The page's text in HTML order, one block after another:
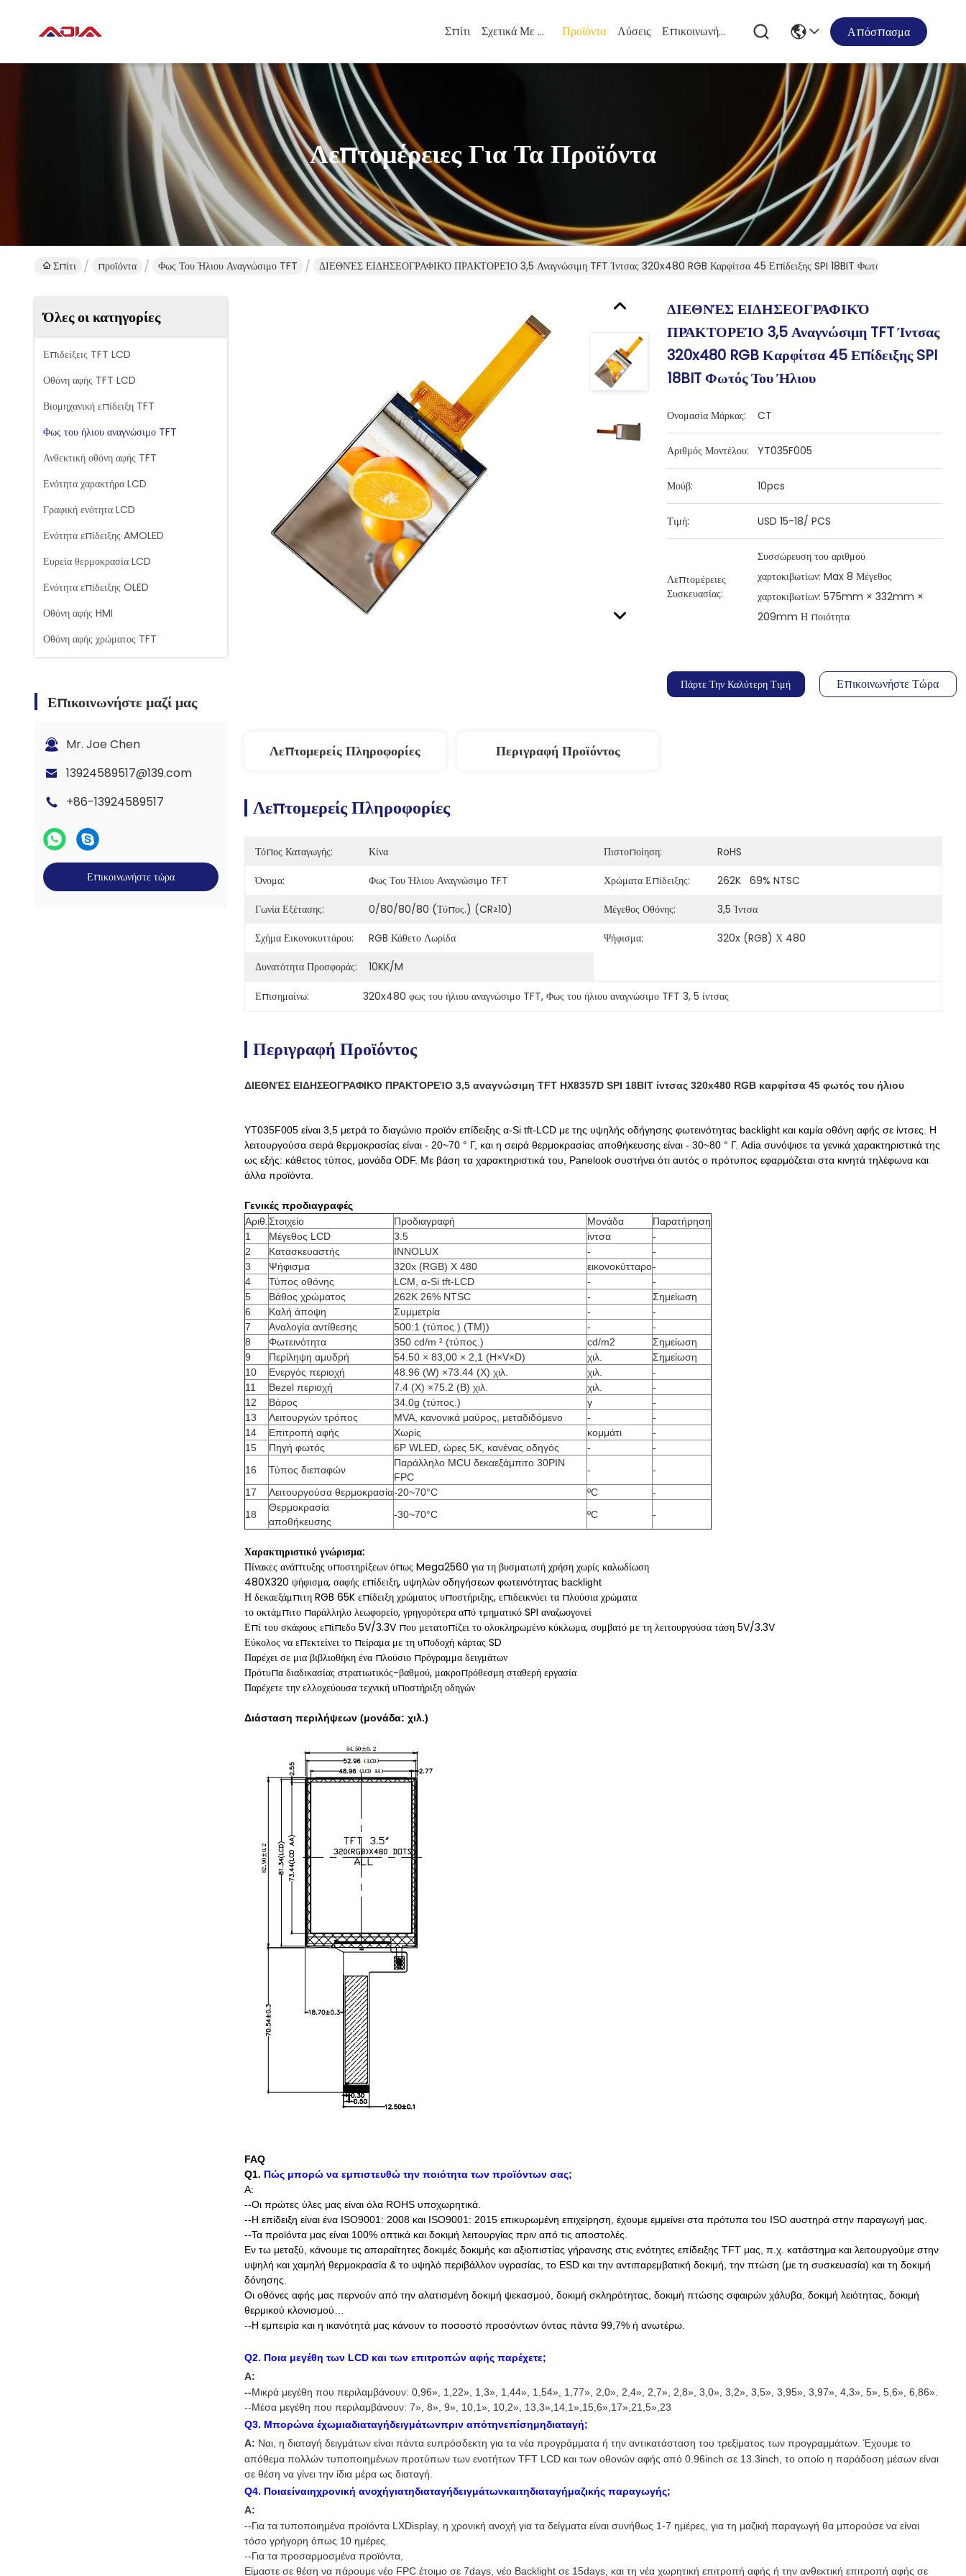
Σπίτι Σχετικά Με Εμάς Προϊόντα Λύσεις Επικοινωνήστε Μαζί Μας Απόσπασμα
Λεπτομέρειες Για Τα Προϊόντα
Σπίτι προϊόντα Φως Του Ήλιου Αναγνώσιμο TFT ΔΙΕΘΝΈΣ ΕΙΔΗΣΕΟΓΡΑΦΙΚΌ ΠΡΑΚΤΟΡΕΊΟ 3,5 Αναγνώσιμη TFT Ίντσας 320x480 RGB Καρφίτσα 45 Επίδειξης SPI 18BIT Φωτός Του Ήλιου
Όλες οι κατηγορίες
Επιδείξεις TFT LCD
Οθόνη αφής TFT LCD
Βιομηχανική επίδειξη TFT
Φως του ήλιου αναγνώσιμο TFT
Ανθεκτική οθόνη αφής TFT
Ενότητα χαρακτήρα LCD
Γραφική ενότητα LCD
Ενότητα επίδειξης AMOLED
Ευρεία θερμοκρασία LCD
Ενότητα επίδειξης OLED
Οθόνη αφής HMI
Οθόνη αφής χρώματος TFT
Επικοινωνήστε μαζί μας
Mr. Joe Chen
13924589517@139.com
+86-13924589517
Επικοινωνήστε τώρα
ΔΙΕΘΝΈΣ ΕΙΔΗΣΕΟΓΡΑΦΙΚΌ
ΠΡΑΚΤΟΡΕΊΟ 3,5 Αναγνώσιμη TFT Ίντσας
320x480 RGB Καρφίτσα 45 Επίδειξης SPI
18BIT Φωτός Του Ήλιου
Ονομασία Μάρκας: CT
Αριθμός Μοντέλου: YT035F005
Μούβ: 10pcs
Τιμή: USD 15-18/ PCS
Λεπτομέρειες
Συσκευασίας:
Συσσώρευση του αριθμού
χαρτοκιβωτίων: Max 8 Μέγεθος
χαρτοκιβωτίων: 575mm × 332mm ×
209mm Η ποιότητα
Πάρτε Την Καλύτερη Τιμή Επικοινωνήστε Τώρα
Λεπτομερείς Πληροφορίες Περιγραφή Προϊόντος
Λεπτομερείς Πληροφορίες
Τόπος Καταγωγής: Κίνα Πιστοποίηση:
RoHS
Όνομα:
Φως Του Ήλιου Αναγνώσιμο TFT Χρώματα Επίδειξης:
262K   69% NTSC
Γωνία Εξέτασης:
0/80/80/80 (τύπος.) (CR≥10) Μέγεθος Οθόνης:
3,5 Ίντσα
Σχήμα Εικονοκυττάρου:
RGB Κάθετο Λωρίδα Ψήφισμα:
320x (RGB) Χ 480
Δυνατότητα Προσφοράς:
10KK/M
Επισημαίνω: 320x480 φως του ήλιου αναγνώσιμο TFT, Φως του ήλιου αναγνώσιμο TFT 3, 5 ίντσας
Περιγραφή Προϊόντος
ΔΙΕΘΝΈΣ ΕΙΔΗΣΕΟΓΡΑΦΙΚΌ ΠΡΑΚΤΟΡΕΊΟ 3,5 αναγνώσιμη TFT HX8357D SPI 18BIT ίντσας 320x480 RGB καρφίτσα 45 φωτός του ήλιου
YT035F005 είναι 3,5 μετρά το διαγώνιο προϊόν επίδειξης α-Si tft-LCD με της υψηλής οδήγησης φωτεινότητας backlight και καμία οθόνη αφής σε ίντσες.
Η
λειτουργούσα σειρά θερμοκρασίας είναι - 20~70 ° Γ, και η σειρά θερμοκρασίας αποθήκευσης είναι - 30~80 ° Γ. Adia συνόψισε τα γενικά χαρακτηριστικά της
ως εξής: κάθετος τύπος, μονάδα ODF. Με βάση τα χαρακτηριστικά του, Panelook συστήνει ότι αυτός ο πρότυπος εφαρμόζεται στα κινητά τηλέφωνα και
άλλα προϊόντα.
Γενικές προδιαγραφές
Αριθ. Στοιχείο Προδιαγραφή Μονάδα
Παρατήρηση
1
Μέγεθος LCD 3.5 ίντσα
-
2
Κατασκευαστής INNOLUX -
-
3
Ψήφισμα 320x (RGB) Χ 480 εικονοκύτταρο-
4
Τύπος οθόνης LCM, α-Si tft-LCD -
-
5
Βάθος χρώματος 262K 26% NTSC -
Σημείωση
6
Καλή άποψη Συμμετρία -
-
7
Αναλογία αντίθεσης 500:1 (τύπος.) (TM)) -
-
8
Φωτεινότητα 350 cd/m ² (τύπος.) cd/m2
Σημείωση
9
Περίληψη αμυδρή 54.50 × 83,00 × 2,1 (H×V×D) χιλ.
Σημείωση
10
Ενεργός περιοχή 48.96 (W) ×73.44 (Χ) χιλ. χιλ.
-
11
Bezel περιοχή 7.4 (Χ) ×75.2 (Β) χιλ. χιλ.
-
12
Βάρος 34.0g (τύπος.) γ
-
13
Λειτουργών τρόπος MVA, κανονικά μαύρος, μεταδιδόμενο -
-
14
Επιτροπή αφής Χωρίς κομμάτι
-
15
Πηγή φωτός 6P WLED, ώρες 5K, κανένας οδηγός -
-
16
Τύπος διεπαφών
Παράλληλο MCU δεκαεξάμπιτο 30PIN
FPC
-
-
17
Λειτουργούσα θερμοκρασία-20~70°C ºC
-
18
Θερμοκρασία
αποθήκευσης
-30~70°C ºC -
Χαρακτηριστικό γνώρισμα:
Πίνακες ανάπτυξης υποστηρίξεων όπως Mega2560 για τη βυσματωτή χρήση χωρίς καλωδίωση
480X320 ψήφισμα, σαφής επίδειξη, υψηλών οδηγήσεων φωτεινότητας backlight
Η δεκαεξάμπιτη RGB 65K επίδειξη χρώματος υποστήριξης, επιδεικνύει τα πλούσια χρώματα
το οκτάμπιτο παράλληλο λεωφορείο, γρηγορότερα από τμηματικό SPI αναζωογονεί
Επί του σκάφους επίπεδο 5V/3.3V που μετατοπίζει το ολοκληρωμένο κύκλωμα, συμβατό με τη λειτουργούσα τάση 5V/3.3V
Εύκολος να επεκτείνει το πείραμα με τη υποδοχή κάρτας SD
Παρέχει σε μια βιβλιοθήκη ένα πλούσιο πρόγραμμα δειγμάτων
Πρότυπα διαδικασίας στρατιωτικός-βαθμού, μακροπρόθεσμη σταθερή εργασία
Παρέχετε την ελλοχεύουσα τεχνική υποστήριξη οδηγών
Διάσταση περιλήψεων (μονάδα: χιλ.)
FAQ
Q1. Πώς μπορώ να εμπιστευθώ την ποιότητα των προϊόντων σας;
Α:
--Οι πρώτες ύλες μας είναι όλα ROHS υποχωρητικά.
--Η επίδειξη είναι ένα ISO9001: 2008 και ISO9001: 2015 επικυρωμένη επιχείρηση, έχουμε εμμείνει στα πρότυπα του ISO αυστηρά στην παραγωγή μας.
--Τα προϊόντα μας είναι 100% οπτικά και δοκιμή λειτουργίας πριν από τις αποστολές.
Εν τω μεταξύ, κάνουμε τις απαραίτητες δοκιμές δοκιμής και αξιοπιστίας γήρανσης στις ενότητες επίδειξης TFT μας, π.χ. κατάστημα και λειτουργούμε στην
υψηλή και χαμηλή θερμοκρασία & το υψηλό περιβάλλον υγρασίας, το ESD και την αντιπαρεμβατική δοκιμή, την πτώση (με τη συσκευασία) και τη δοκιμή
δόνησης.
Οι οθόνες αφής μας περνούν από την αλατισμένη δοκιμή ψεκασμού, δοκιμή σκληρότητας, δοκιμή πτώσης σφαιρών χάλυβα, δοκιμή λειότητας, δοκιμή
θερμικού κλονισμού…
--Η εμπειρία και η ικανότητά μας κάνουν το ποσοστό προσόντων όντας πάντα 99,7% ή ανωτέρω.
Q2. Ποια μεγέθη των LCD και των επιτροπών αφής παρέχετε;
Α:
--Μικρά μεγέθη που περιλαμβάνουν: 0,96», 1,22», 1,3», 1,44», 1,54», 1,77», 2,0», 2,4», 2,7», 2,8», 3,0», 3,2», 3,5», 3,95», 3,97», 4,3», 5», 5,6», 6,86».
--Μέσα μεγέθη που περιλαμβάνουν: 7», 8», 9», 10,1», 10,2», 13,3»,14,1»,15,6»,17»,21,5»,23
Q3. Μπορώνα έχωμιαδιαταγήδειγμάτωνπριν απότηνεπίσημηδιαταγή;
Α: Ναι, η διαταγή δειγμάτων είναι πάντα ευπρόσδεκτη για τα νέα προγράμματα ή την αντικατάσταση του τρεξίματος των προγραμμάτων. Έχουμε το
απόθεμα πολλών τυποποιημένων προτύπων των ενοτήτων TFT LCD και των οθονών αφής από 0.96inch σε 13.3inch, το οποίο η παράδοση μέσων είναι
σε θέση να γίνει την ίδια μέρα ως διαταγή.
Q4. Ποιαείναιηχρονική ανοχήγιατηδιαταγήδειγμάτωνκαιτηδιαταγήμαζικής παραγωγής;
Α:
--Για τα τυποποιημένα προϊόντα LXDisplay, η χρονική ανοχή για τα δείγματα είναι συνήθως 1-7 ημέρες, για τη μαζική παραγωγή θα μπορούσε να είναι
τόσο γρήγορη όπως 10 ημέρες.
--Για τα προσαρμοσμένα προϊόντα,
Είμαστε σε θέση να πάρουμε νέο FPC έτοιμο σε 7days, νέο Backlight σε 15days, και τη νέα χωρητική επιτροπή αφής ή την ανθεκτική επιτροπή αφής σε